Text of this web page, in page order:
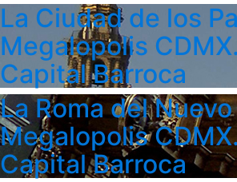
La Ciudad de los
Megalopolis
Capital Barroca
La Roma del
Megalopolis
Capital Barroca